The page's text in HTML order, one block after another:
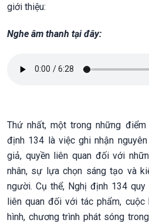
giới thiệu:
Nghe âm thanh tại đây:
Thứ nhất, một trong những
định 134 là việc ghi nhận
giả, quyền liên quan đối với
nhân, sự lựa chọn sáng tạo và
người. Cụ thể, Nghị định 134
liên quan đối với tác phẩm, cuộc
hình, chương trình phát sóng